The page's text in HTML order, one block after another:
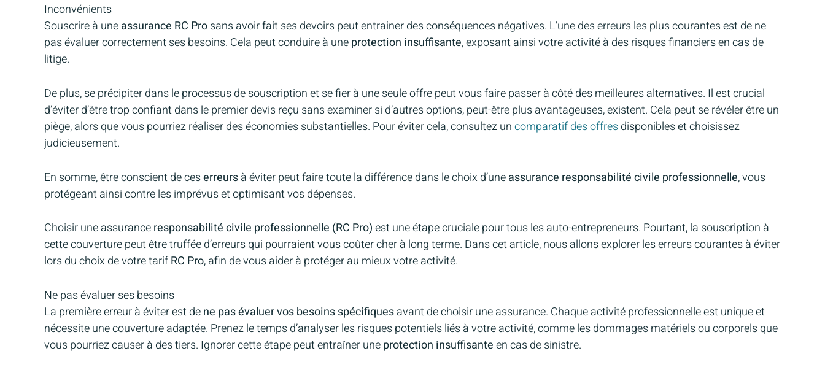
Inconvénients
Souscrire à uneassurance RC Prosans avoir fait ses devoirs peut entrainer des conséquences négatives. L’une des erreurs les plus courantes est de ne
pas évaluer correctement ses besoins. Cela peut conduire à uneprotection insuffisante, exposant ainsi votre activité à des risques financiers en cas de
litige.
De plus, se précipiter dans le processus de souscription et se fier à une seule offre peut vous faire passer à côté des meilleures alternatives. Il est crucial
d’éviter d’être trop confiant dans le premier devis reçu sans examiner si d’autres options, peut-être plus avantageuses, existent. Cela peut se révéler être un
piège, alors que vous pourriez réaliser des économies substantielles. Pour éviter cela, consultez uncomparatif des offresdisponibles et choisissez
judicieusement.
En somme, être conscient de ceserreursà éviter peut faire toute la différence dans le choix d’uneassurance responsabilité civile professionnelle, vous
protégeant ainsi contre les imprévus et optimisant vos dépenses.
Choisir une assuranceresponsabilité civile professionnelle (RC Pro)est une étape cruciale pour tous les auto-entrepreneurs. Pourtant, la souscription à
cette couverture peut être truffée d’erreurs qui pourraient vous coûter cher à long terme. Dans cet article, nous allons explorer les erreurs courantes à éviter
lors du choix de votre tarifRC Pro, afin de vous aider à protéger au mieux votre activité.
Ne pas évaluer ses besoins
La première erreur à éviter est dene pas évaluer vos besoins spécifiquesavant de choisir une assurance. Chaque activité professionnelle est unique et
nécessite une couverture adaptée. Prenez le temps d’analyser les risques potentiels liés à votre activité, comme les dommages matériels ou corporels que
vous pourriez causer à des tiers. Ignorer cette étape peut entraîner uneprotection insuffisanteen cas de sinistre.